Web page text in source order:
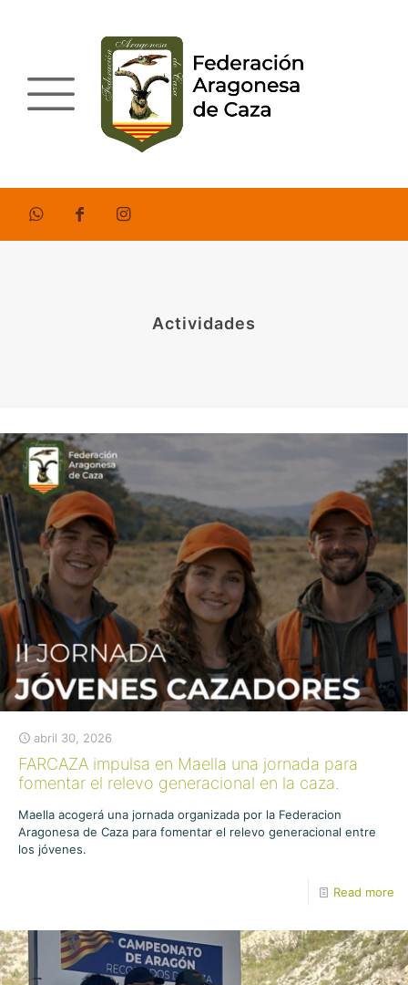
Actividades
abril 30, 2026
FARCAZA impulsa en Maella una jornada para
fomentar el relevo generacional en la caza.
Maella acogerá una jornada organizada por la Federacion
Aragonesa de Caza para fomentar el relevo generacional entre
los jóvenes.
Read more